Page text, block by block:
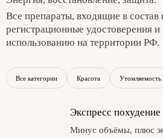
Все препараты, входящие в
регистрационные удостоверения
использованию на территории РФ.
Все категории Красота Утомляемость
Экспресс похудение
Минус объёмы, плюс